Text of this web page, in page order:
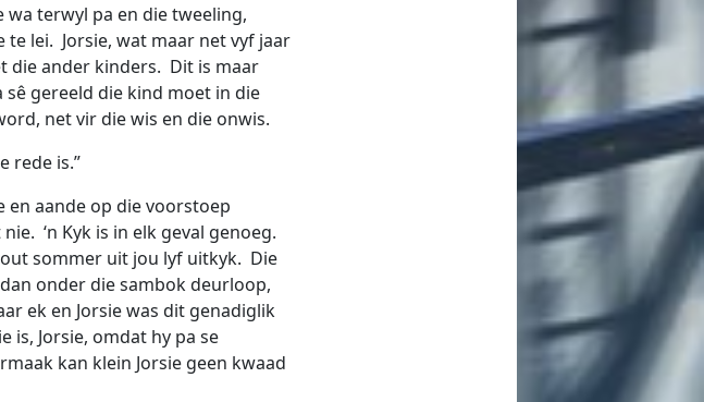
wa terwyl pa en die tweeling,
lei. Jorsie, wat maar net vyf jaar
die ander kinders. Dit is maar
gereeld die kind moet in die
net vir die wis en die onwis.
rede is.”
en aande op die voorstoep
‘n Kyk is in elk geval genoeg.
sommer uit jou lyf uitkyk. Die
onder die sambok deurloop,
ek en Jorsie was dit genadiglik
is, Jorsie, omdat hy pa se
kan klein Jorsie geen kwaad